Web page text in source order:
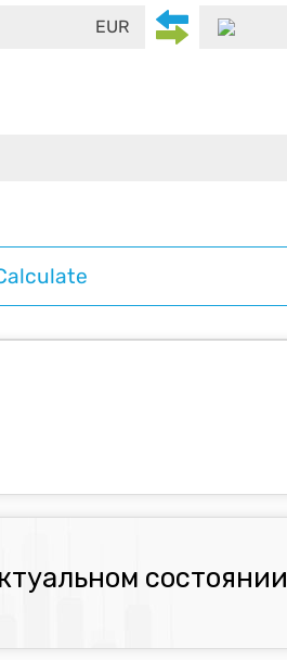
EUR
состоянии